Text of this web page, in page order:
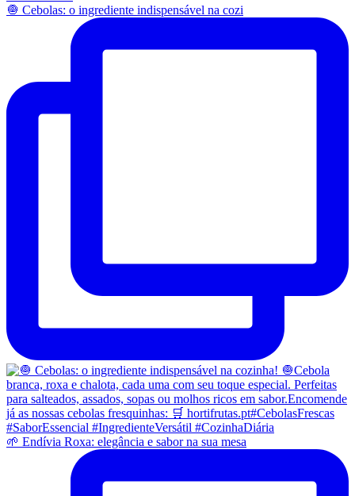
🧅 Cebolas: o ingrediente indispensável na cozi
🌱 Endívia Roxa: elegância e sabor na sua mesa